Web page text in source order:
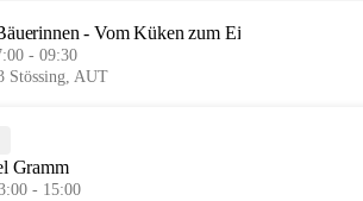
- Vom Küken zum Ei
- 09:30
Stössing, AUT
Gramm
- 15:00